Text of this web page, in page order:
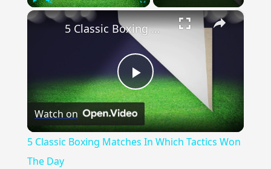
×
Play
Video
5 Classic Boxing Matches In Which Tactics Won The Day
Watch on
5 Classic Boxing Matches In Which Tactics Won
The Day